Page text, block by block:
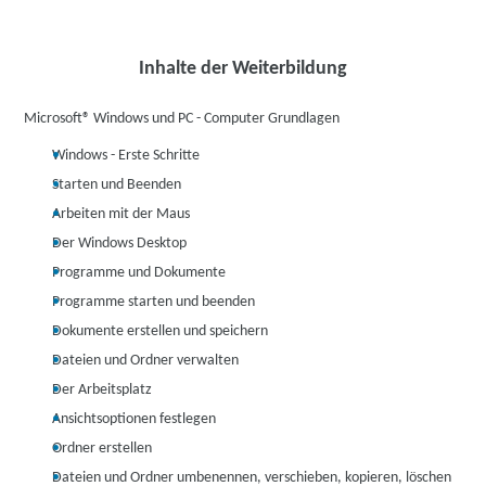
Inhalte der Weiterbildung
Microsoft® Windows und PC - Computer Grundlagen
Windows - Erste Schritte
Starten und Beenden
Arbeiten mit der Maus
Der Windows Desktop
Programme und Dokumente
Programme starten und beenden
Dokumente erstellen und speichern
Dateien und Ordner verwalten
Der Arbeitsplatz
Ansichtsoptionen festlegen
Ordner erstellen
Dateien und Ordner umbenennen, verschieben, kopieren, löschen